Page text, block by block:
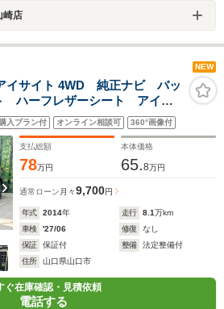
崎店
NEW
イサイト 4WD 純正ナビ バッ
ハーフレザーシート アイサ
イト ドラレコ ETC 純正18
ルセグTV 禁煙車
購入プラン付 オンライン相談可 360°画像付
支払総額
78万円
本体価格
65.8万円
通常ローン 月々9,700円
年式 2014年 走行 8.1万km
車検
'27/06 修復
なし
保証
保証付 整備
法定整備付
住所
山口県山口市
ぐ在庫確認・見積依頼
電話する